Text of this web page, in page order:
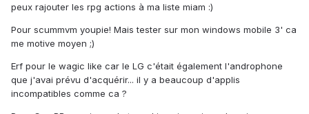
peux rajouter les rpg actions à ma liste miam :)
Pour scummvm youpie! Mais tester sur mon windows mobile 3' ca
me motive moyen ;)
Erf pour le wagic like car le LG c'était également l'androphone
que j'avai prévu d'acquérir... il y a beaucoup d'applis
incompatibles comme ca ?